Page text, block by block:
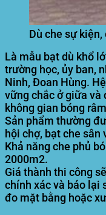
Dù che sự
Là mẫu bạt dù khổ
trường học, ủy ban,
Ninh, Đoan Hùng.
vững chắc ở giữa và
không gian bóng
Sản phẩm thường
hội chợ, bạt che sân
Khả năng che phủ
2000m2.
Giá thành thi công
chính xác và báo lại
đo mặt bằng hoặc